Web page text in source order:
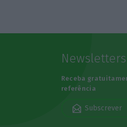
Newsletters
Receba
referência
Subscrever